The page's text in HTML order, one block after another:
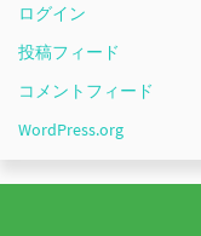
ログイン
投稿フィード
コメントフィード
WordPress.org